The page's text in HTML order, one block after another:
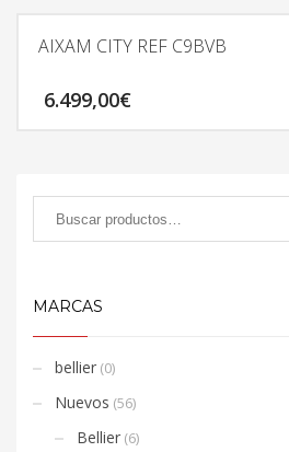
AIXAM CITY REF C9BVB
6.499,00€
MARCAS
bellier (0)
Nuevos (56)
Bellier (6)